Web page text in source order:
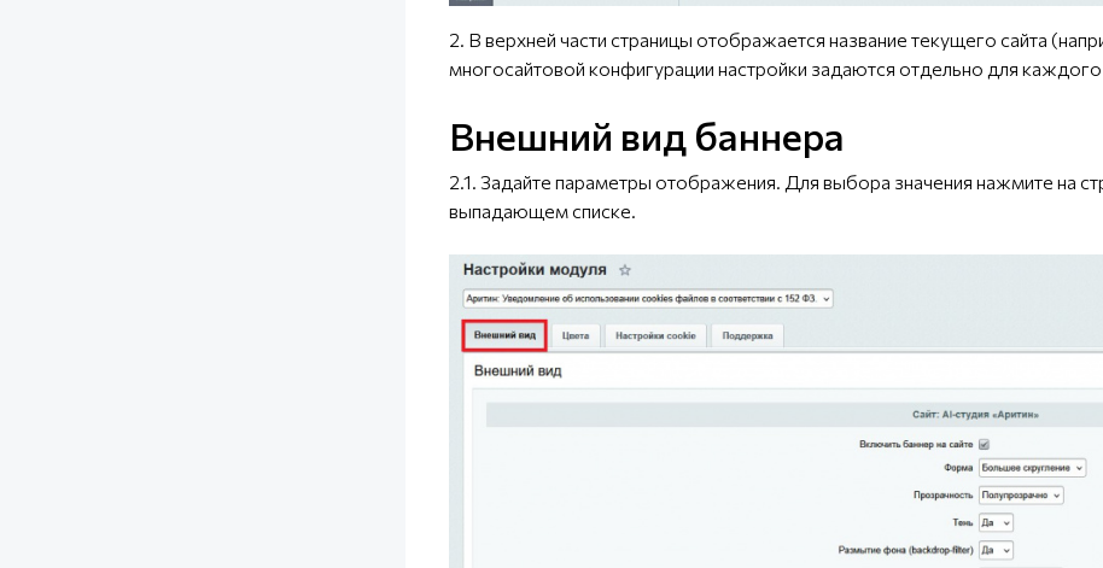
2. В верхней части страницы отображается название текущего сайта
многосайтовой конфигурации настройки задаются отдельно для каждого
Внешний вид баннера
2.1. Задайте параметры отображения. Для выбора значения нажмите на
выпадающем списке.